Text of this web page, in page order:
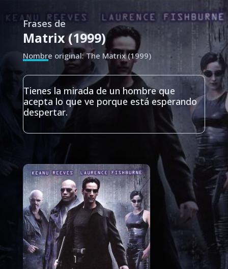
Frases de
Matrix (1999)
Nombre original: The Matrix (1999)
Tienes la mirada de un hombre que
acepta lo que ve porque está esperando
despertar.